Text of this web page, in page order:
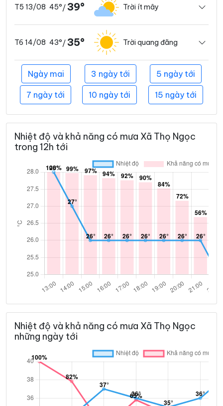
T5 13/08 45°/ 39° Trời ít mây
T6 14/08 43°/ 35° Trời quang đãng
Ngày mai 3 ngày tới 5 ngày tới
7 ngày tới 10 ngày tới 15 ngày tới
Nhiệt độ và khả năng có mưa Xã Thọ Ngọc
trong 12h tới
Nhiệt độ và khả năng có mưa Xã Thọ Ngọc
những ngày tới